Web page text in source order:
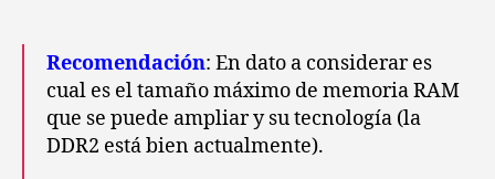
Recomendación: En dato a considerar es
cual es el tamaño máximo de memoria RAM
que se puede ampliar y su tecnología (la
DDR2 está bien actualmente).